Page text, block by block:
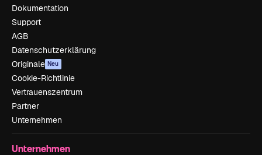
Dokumentation
Support
AGB
Datenschutzerklärung
Originale Neu
Cookie-Richtlinie
Vertrauenszentrum
Partner
Unternehmen
Unternehmen